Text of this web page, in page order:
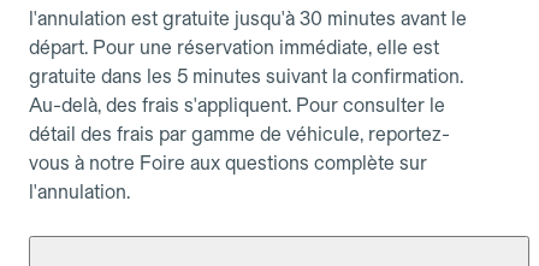
l'annulation est gratuite jusqu'à 30 minutes avant le
départ. Pour une réservation immédiate, elle est
gratuite dans les 5 minutes suivant la confirmation.
Au-delà, des frais s'appliquent. Pour consulter le
détail des frais par gamme de véhicule, reportez-
vous à notre Foire aux questions complète sur
l'annulation.